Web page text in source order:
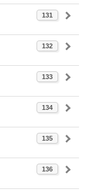
131
132
133
134
135
136